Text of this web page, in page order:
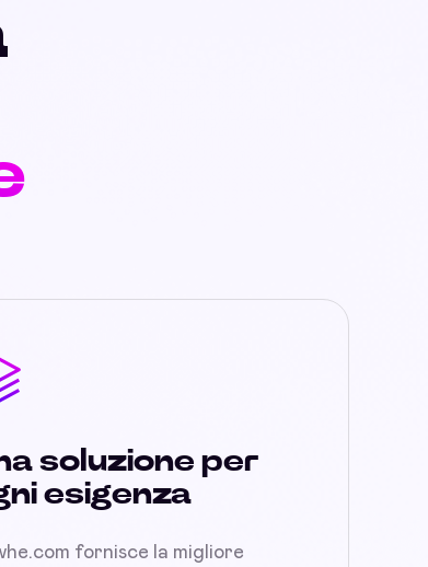
soluzione per
esigenza
fornisce la migliore